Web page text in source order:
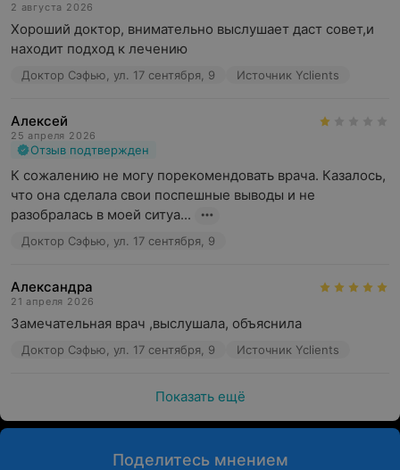
2 августа 2026
Хороший доктор, внимательно выслушает даст совет,и
находит подход к лечению
Доктор Сэфью, ул. 17 сентября, 9 Источник Yclients
Алексей
25 апреля 2026
Отзыв подтвержден
К сожалению не могу порекомендовать врача. Казалось,
что она сделала свои поспешные выводы и не
разобралась в моей ситуа...
Доктор Сэфью, ул. 17 сентября, 9
Александра
21 апреля 2026
Замечательная врач ,выслушала, объяснила
Доктор Сэфью, ул. 17 сентября, 9 Источник Yclients
Показать ещё
Поделитесь мнением